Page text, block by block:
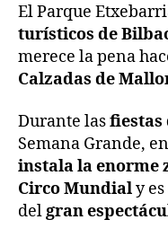
El Parque
turísticos de
merece la pena
Calzadas de
Durante lasfiestas
Semana Grande,
instala la enorme
Circo Mundialy
delgran